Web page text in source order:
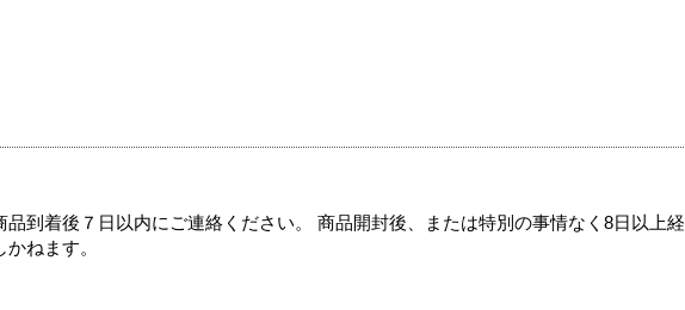
到着後７日以内にご連絡ください。 商品開封後、または特別の事情なく8日以上経
ねます。